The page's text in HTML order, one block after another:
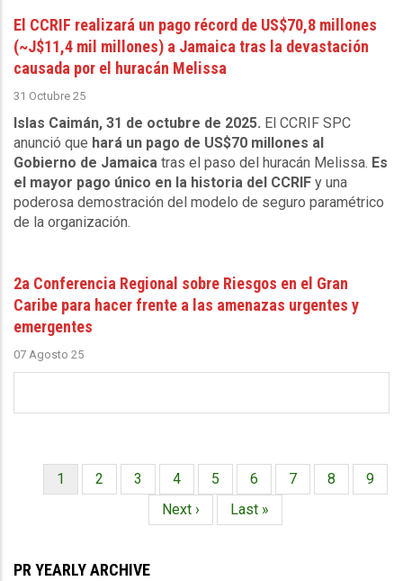
El CCRIF realizará un pago récord de US$70,8 millones
(~J$11,4 mil millones) a Jamaica tras la devastación
causada por el huracán Melissa
31 Octubre 25
Islas Caimán, 31 de octubre de 2025. El CCRIF SPC
anunció que hará un pago de US$70 millones al
Gobierno de Jamaica tras el paso del huracán Melissa. Es
el mayor pago único en la historia del CCRIF y una
poderosa demostración del modelo de seguro paramétrico
de la organización.
2a Conferencia Regional sobre Riesgos en el Gran
Caribe para hacer frente a las amenazas urgentes y
emergentes
07 Agosto 25
Paginación
Página
actual
1 Página
2 Página
3 Página
4 Página
5 Página
6 Página
7 Página
8
9
Siguiente
página
Next ›
Última
página
Last »
PR YEARLY ARCHIVE